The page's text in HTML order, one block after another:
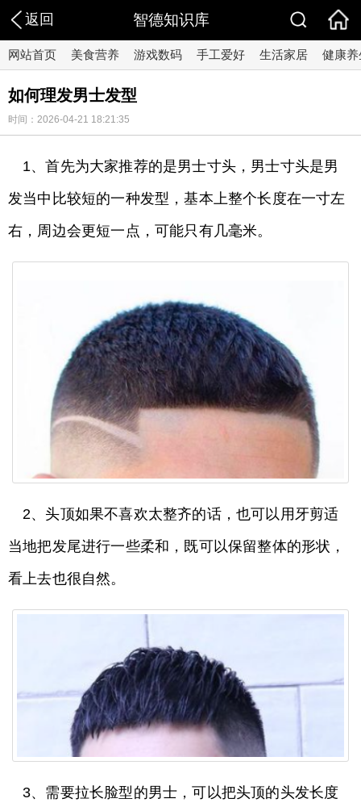
返回 智德知识库
网站首页 美食营养 游戏数码 手工爱好 生活家居 健康养
如何理发男士发型
时间：2026-04-21 18:21:35
1、首先为大家推荐的是男士寸头，男士寸头是男
发当中比较短的一种发型，基本上整个长度在一寸左
右，周边会更短一点，可能只有几毫米。
2、头顶如果不喜欢太整齐的话，也可以用牙剪适
当地把发尾进行一些柔和，既可以保留整体的形状，
看上去也很自然。
3、需要拉长脸型的男士，可以把头顶的头发长度